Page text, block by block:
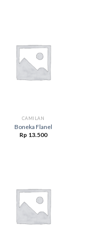
CAMILAN
Boneka Flanel
Rp 13.500